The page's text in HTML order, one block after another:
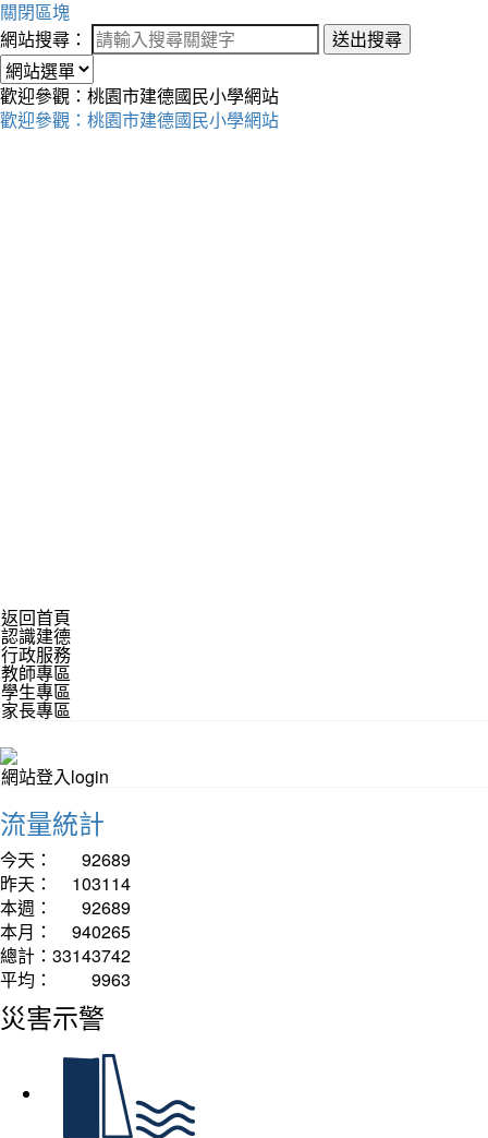
關閉區塊
網站搜尋：
送出搜尋
歡迎參觀：桃園市建德國民小學網站
歡迎參觀：桃園市建德國民小學網站
返回首頁
認識建德
行政服務
教師專區
學生專區
家長專區
網站登入login
流量統計
今天：
92689
昨天：
103114
本週：
92689
本月：
940265
總計： 33143742
平均：
9963
災害示警